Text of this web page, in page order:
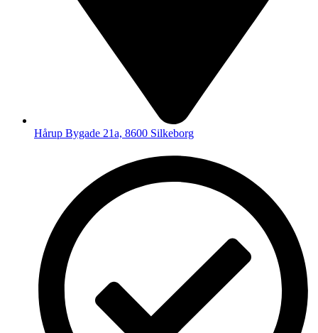
Hårup Bygade 21a, 8600 Silkeborg